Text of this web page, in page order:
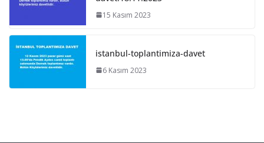
15 Kasım 2023
istanbul-toplantimiza-davet
6 Kasım 2023